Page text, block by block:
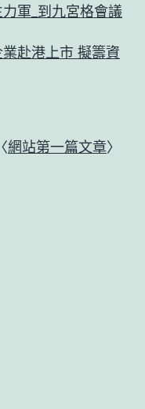
軍_到九宮格會議
赴港上市 擬籌資
網站第一篇文章〉